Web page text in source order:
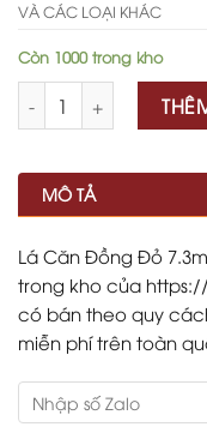
VÀ CÁC LOẠI KHÁC
Còn 1000 trong kho
MÔ TẢ
Lá Căn Đồng Đỏ
trong kho của
có bán theo quy
miễn phí trên toàn